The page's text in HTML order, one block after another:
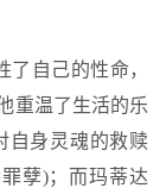
自己的性命，
重温了生活的乐
自身灵魂的救赎
孽)；而玛蒂达